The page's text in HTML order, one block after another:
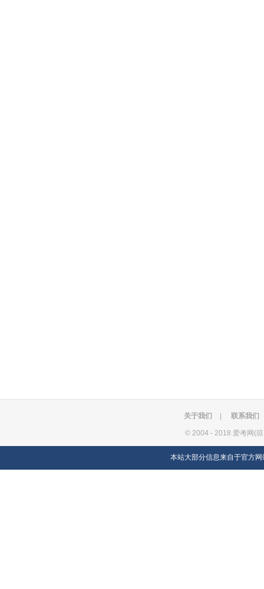
关于我们 联系我们
© 2004 - 2018 爱考网(
本站大部分信息来自于官方